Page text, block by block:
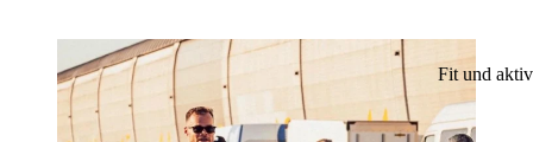
Fit und aktiv